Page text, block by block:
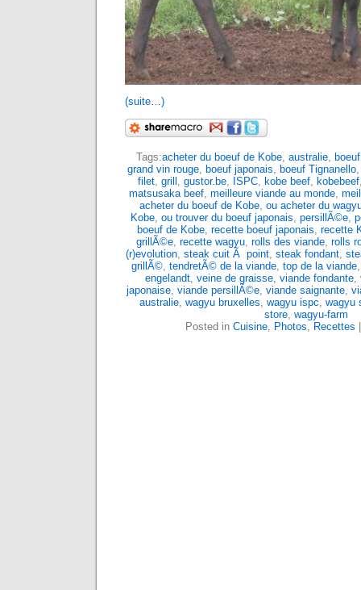
(suite…)
Tags:acheter du boeuf de Kobe, australie, boeuf
grand vin rouge, boeuf japonais, boeuf Tignanello
filet, grill , gustor.be, ISPC, kobe beef, kobebeef
matsusaka beef, meilleure viande au monde,
acheter du boeuf de Kobe, ou acheter du
Kobe, ou trouver du boeuf japonais, persillÃ©e,
boeuf de Kobe, recette boeuf japonais, recette
grillÃ©e, recette wagyu, rolls des viande, rolls
(r)evolution, steak cuit Ã point, steak fondant,
grillÃ©, tendretÃ© de la viande, top de la viande
engelandt, veine de graisse, viande fondante,
japonaise, viande persillÃ©e, viande saignante,
australie, wagyu bruxelles, wagyu ispc, wagyu
store, wagyu-farm
Posted in Cuisine, Photos, Recettes